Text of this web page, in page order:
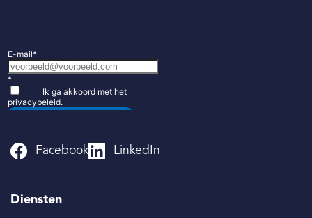
Facebook LinkedIn
Diensten